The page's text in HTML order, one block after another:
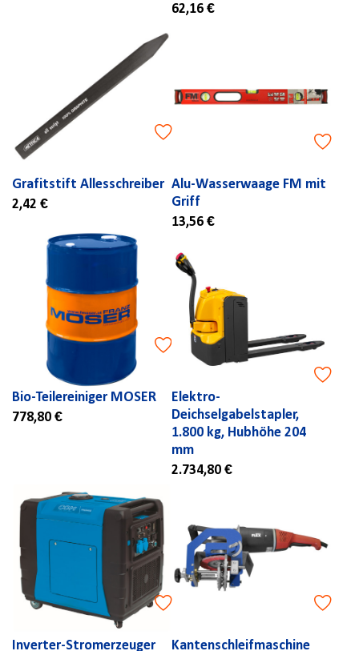
62,16 €
Grafitstift Allesschreiber
2,42 €
Alu-Wasserwaage FM mit
Griff
13,56 €
Bio-Teilereiniger MOSER
778,80 €
Elektro-
Deichselgabelstapler,
1.800 kg, Hubhöhe 204
mm
2.734,80 €
Inverter-Stromerzeuger Kantenschleifmaschine